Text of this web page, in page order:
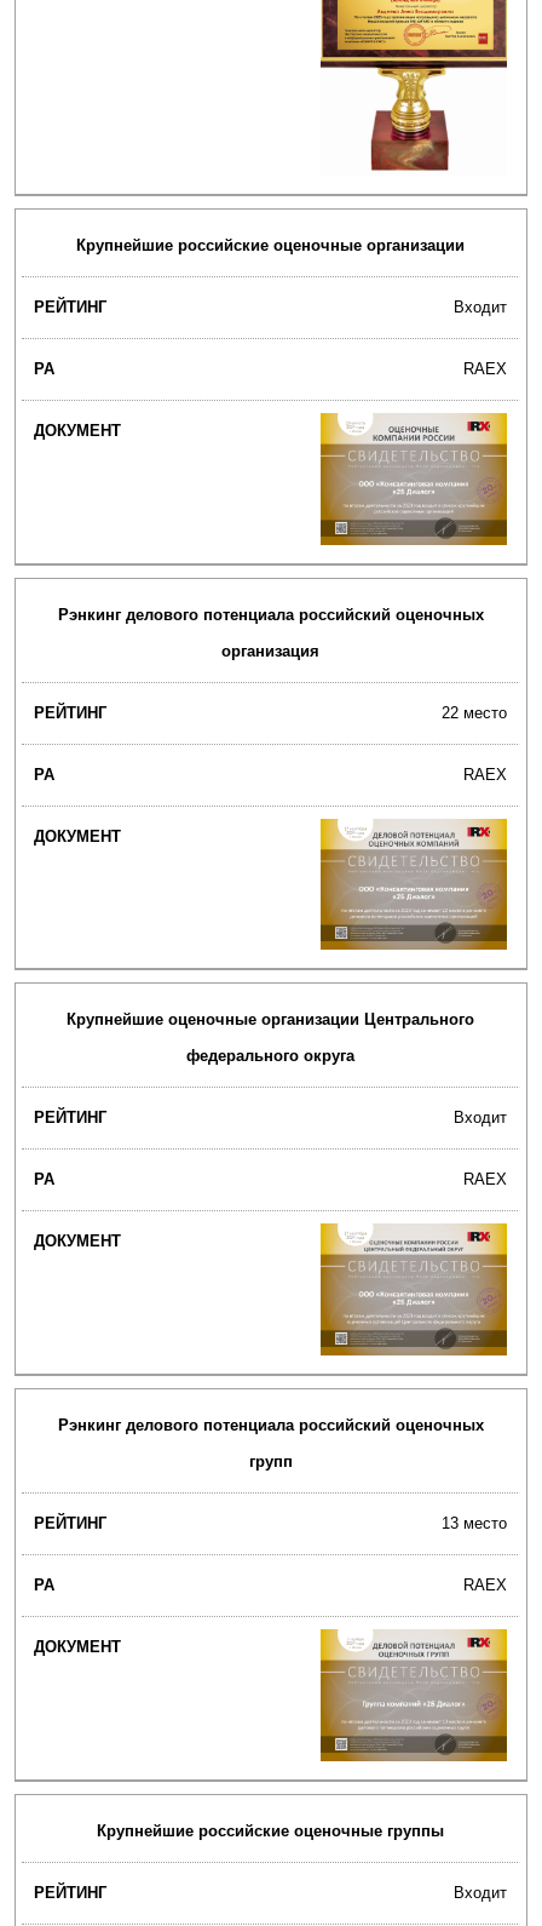
Крупнейшие российские оценочные организации
Входит
RAEX
Рэнкинг делового потенциала российский оценочных
организация
22 место
RAEX
Крупнейшие оценочные организации Центрального
федерального округа
Входит
RAEX
Рэнкинг делового потенциала российский оценочных
групп
13 место
RAEX
Крупнейшие российские оценочные группы
Входит